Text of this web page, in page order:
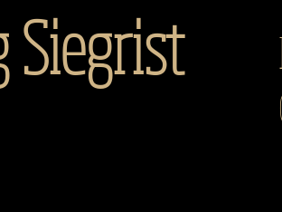
Siegrist